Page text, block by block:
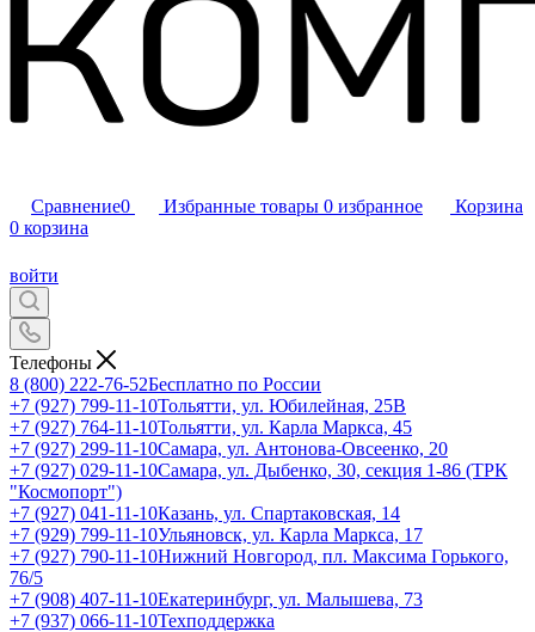
Сравнение0 Избранные товары 0 избранное
Корзина
0 корзина
войти
Телефоны
8 (800) 222-76-52Бесплатно по России
+7 (927) 799-11-10Тольятти, ул. Юбилейная, 25В
+7 (927) 764-11-10Тольятти, ул. Карла Маркса, 45
+7 (927) 299-11-10Самара, ул. Антонова-Овсеенко, 20
+7 (927) 029-11-10Самара, ул. Дыбенко, 30, секция 1-86 (ТРК
"Космопорт")
+7 (927) 041-11-10Казань, ул. Спартаковская, 14
+7 (929) 799-11-10Ульяновск, ул. Карла Маркса, 17
+7 (927) 790-11-10Нижний Новгород, пл. Максима Горького,
76/5
+7 (908) 407-11-10Екатеринбург, ул. Малышева, 73
+7 (937) 066-11-10Техподдержка